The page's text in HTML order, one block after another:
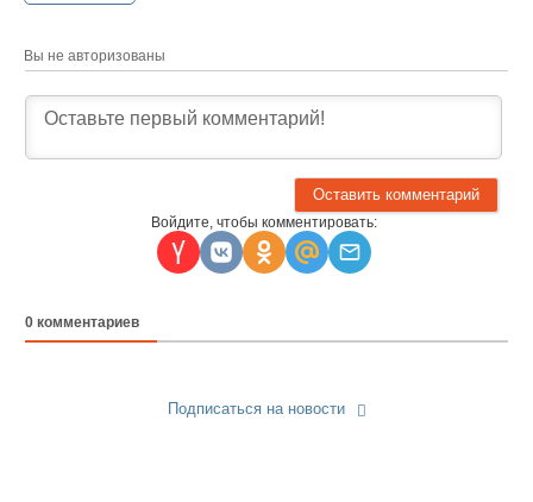
Вы не авторизованы
Войдите, чтобы комментировать:
0 комментариев
Подписаться на новости